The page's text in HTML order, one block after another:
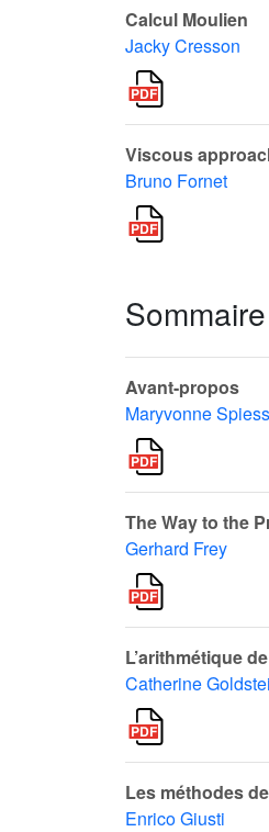
Calcul Moulien
Jacky Cresson
Viscous
Bruno Fornet
Avant-propos
Maryvonne
The Way to the
Gerhard Frey
L’arithmétique
Catherine
Les méthodes
Enrico Giusti